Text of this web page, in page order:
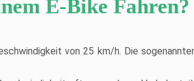
E-Bike Fahren?
von 25 km/h. Die